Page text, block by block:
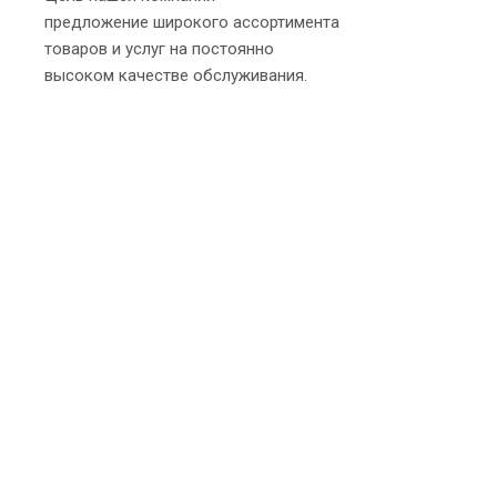
предложение широкого ассортимента
товаров и услуг на постоянно
высоком качестве обслуживания.